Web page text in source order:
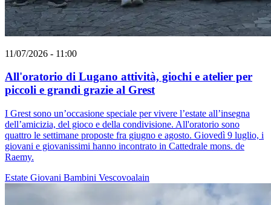
11/07/2026 - 11:00
All'oratorio di Lugano attività, giochi e atelier per
piccoli e grandi grazie al Grest
I Grest sono un’occasione speciale per vivere l’estate all’insegna
dell’amicizia, del gioco e della condivisione. All'oratorio sono
quattro le settimane proposte fra giugno e agosto. Giovedì 9 luglio, i
giovani e giovanissimi hanno incontrato in Cattedrale mons. de
Raemy.
Estate Giovani Bambini Vescovoalain